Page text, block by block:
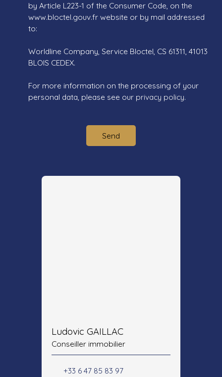
by Article L223-1 of the Consumer Code, on the
www.bloctel.gouv.fr website or by mail addressed
to:
Worldline Company, Service Bloctel, CS 61311, 41013
BLOIS CEDEX.
For more information on the processing of your
personal data, please see our privacy policy.
Send
Ludovic GAILLAC
Conseiller immobilier
+33 6 47 85 83 97